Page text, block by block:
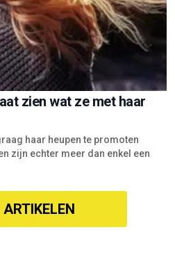
zien wat ze met haar
haar heupen te promoten
zijn echter meer dan enkel een
ARTIKELEN